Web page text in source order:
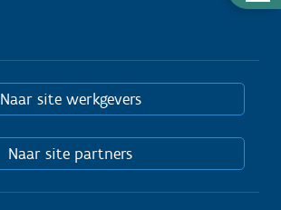
Naar site werkgevers
Naar site partners